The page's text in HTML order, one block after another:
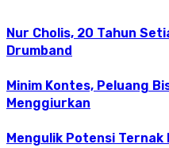
Nur Cholis, 20 Tahun
Drumband
Minim Kontes, Peluang
Menggiurkan
Mengulik Potensi Ternak